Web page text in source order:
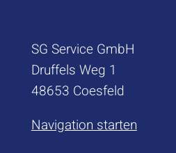
SG Service GmbH
Druffels Weg 1
48653 Coesfeld
Navigation starten